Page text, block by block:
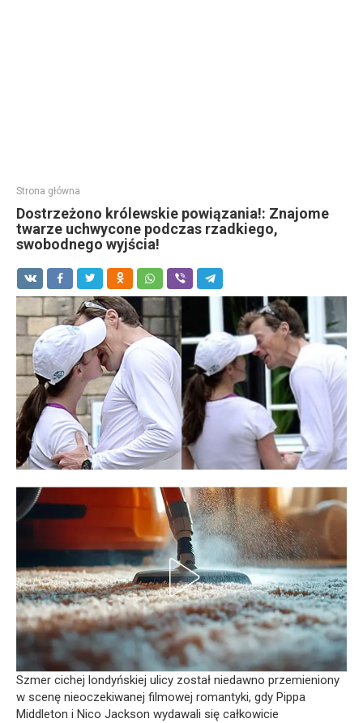
Strona główna
Dostrzeżono królewskie powiązania!: Znajome
twarze uchwycone podczas rzadkiego,
swobodnego wyjścia!
Szmer cichej londyńskiej ulicy został niedawno przemieniony
w scenę nieoczekiwanej filmowej romantyki, gdy Pippa
Middleton i Nico Jackson wydawali się całkowicie